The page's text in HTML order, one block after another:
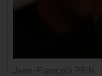
Jean-François PRIN